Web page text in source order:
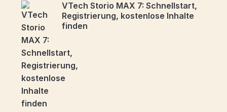
VTech Storio MAX 7: Schnellstart,
Registrierung, kostenlose Inhalte
finden